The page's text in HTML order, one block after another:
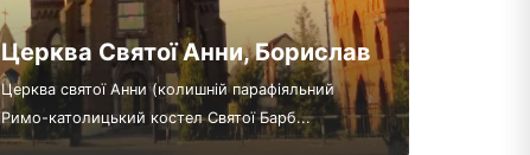
Церква Святої Анни, Борислав
Церква святої Анни (колишній парафіяльний
Римо-католицький костел Святої Барб...